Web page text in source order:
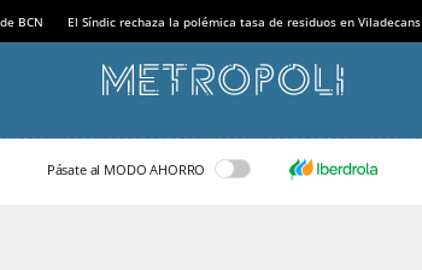
BCN El Síndic rechaza la polémica tasa de residuos en Viladecans
Pásate al MODO AHORRO